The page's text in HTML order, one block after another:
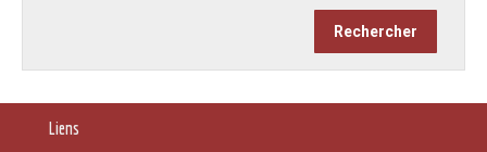
Liens